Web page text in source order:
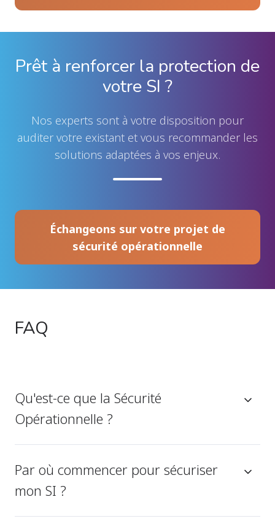
Prêt à renforcer la protection de
votre SI ?
Nos experts sont à votre disposition pour
auditer votre existant et vous recommander les
solutions adaptées à vos enjeux.
Échangeons sur votre projet de
sécurité opérationnelle
FAQ
Qu'est-ce que la Sécurité
Opérationnelle ?
Par où commencer pour sécuriser
mon SI ?